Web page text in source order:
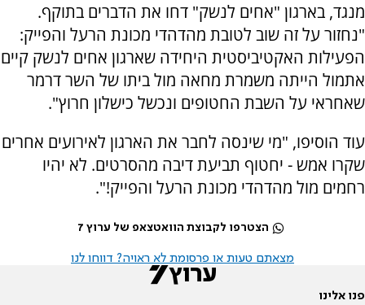
מנגד, בארגון "אחים לנשק" דחו את הדברים בתוקף.
"נחזור על זה שוב לטובת מהדהדי מכונת הרעל והפייק:
הפעילות האקטיביסטית היחידה שארגון אחים לנשק קיים
אתמול הייתה משמרת מחאה מול ביתו של השר דרמר
שאחראי על השבת החטופים ונכשל כישלון חרוץ".
עוד הוסיפו, "מי שינסה לחבר את הארגון לאירועים אחרים
שקרו אמש - יחטוף תביעת דיבה מהסרטים. לא יהיו
רחמים מול מהדהדי מכונת הרעל והפייק!".
הצטרפו לקבוצת הוואטצאפ של ערוץ 7
מצאתם טעות או פרסומת לא ראויה? דווחו לנו
פנו אלינו